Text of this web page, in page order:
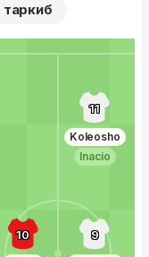
10
11
Koleosho
Inacio
9